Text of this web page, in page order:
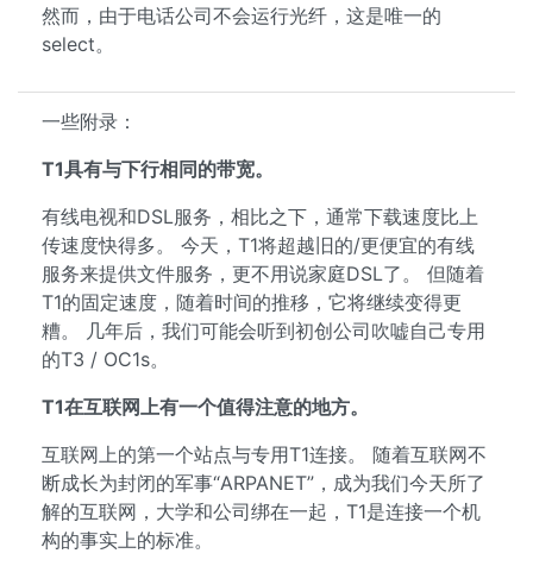
然而，由于电话公司不会运行光纤，这是唯一的
select。
一些附录：
T1具有与下行相同的带宽。
有线电视和DSL服务，相比之下，通常下载速度比上
传速度快得多。 今天，T1将超越旧的/更便宜的有线
服务来提供文件服务，更不用说家庭DSL了。 但随着
T1的固定速度，随着时间的推移，它将继续变得更
糟。 几年后，我们可能会听到初创公司吹嘘自己专用
的T3 / OC1s。
T1在互联网上有一个值得注意的地方。
互联网上的第一个站点与专用T1连接。 随着互联网不
断成长为封闭的军事“ARPANET”，成为我们今天所了
解的互联网，大学和公司绑在一起，T1是连接一个机
构的事实上的标准。